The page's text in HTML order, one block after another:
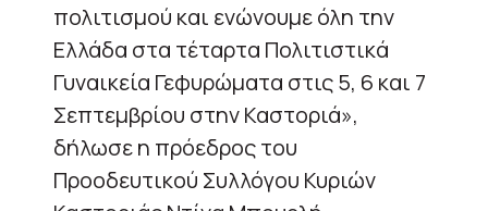
πολιτισμού και ενώνουμε όλη την
Ελλάδα στα τέταρτα Πολιτιστικά
Γυναικεία Γεφυρώματα στις 5, 6 και 7
Σεπτεμβρίου στην Καστοριά»,
δήλωσε η πρόεδρος του
Προοδευτικού Συλλόγου Κυριών